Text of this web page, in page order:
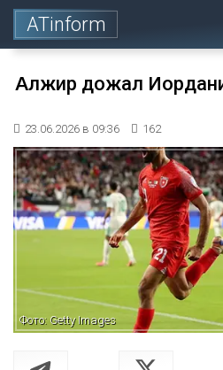
ATinform
Алжир дожал
23.06.2026 в 09:36 162
Фото: Getty Images